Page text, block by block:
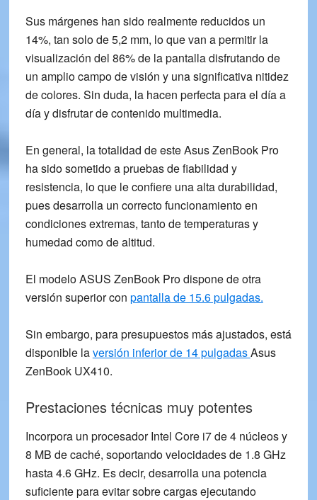
Sus márgenes han sido realmente reducidos un
14%, tan solo de 5,2 mm, lo que van a permitir la
visualización del 86% de la pantalla disfrutando de
un amplio campo de visión y una significativa nitidez
de colores. Sin duda, la hacen perfecta para el día a
día y disfrutar de contenido multimedia.
En general, la totalidad de esteAsus ZenBook Pro
ha sido sometido a pruebas de fiabilidad y
resistencia, lo que le confiere una alta durabilidad,
pues desarrolla un correcto funcionamiento en
condiciones extremas, tanto de temperaturas y
humedad como de altitud.
El modelo ASUS ZenBook Pro dispone de otra
versión superior con pantalla de 15.6 pulgadas.
Sin embargo, para presupuestos más ajustados, está
disponible laversión inferior de 14 pulgadasAsus
ZenBook UX410.
Prestaciones técnicas muy potentes
Incorpora un procesadorIntel Core i7 de 4 núcleosy
8 MB de caché, soportando velocidades de 1.8 GHz
hasta 4.6 GHz. Es decir, desarrolla una potencia
suficiente para evitar sobre cargas ejecutando